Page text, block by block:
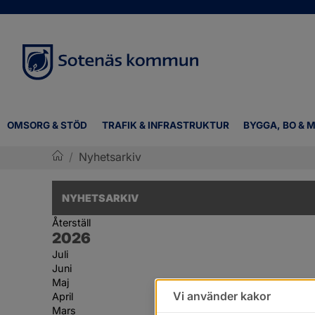
OMSORG & STÖD TRAFIK & INFRASTRUKTUR BYGGA, BO &
/ Nyhetsarkiv
NYHETSARKIV
Återställ
År:
2026
Juli
Juni
Maj
April
Mars
Vi använder kakor